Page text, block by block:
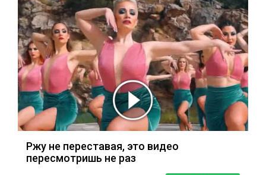
Ржу не переставая, это видео
пересмотришь не раз